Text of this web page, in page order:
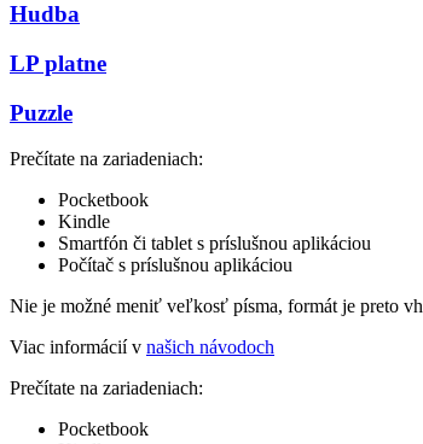
Hudba
LP platne
Puzzle
Prečítate na zariadeniach:
Pocketbook
Kindle
Smartfón či tablet s príslušnou aplikáciou
Počítač s príslušnou aplikáciou
Nie je možné meniť veľkosť písma, formát je preto
Viac informácií v našich návodoch
Prečítate na zariadeniach:
Pocketbook